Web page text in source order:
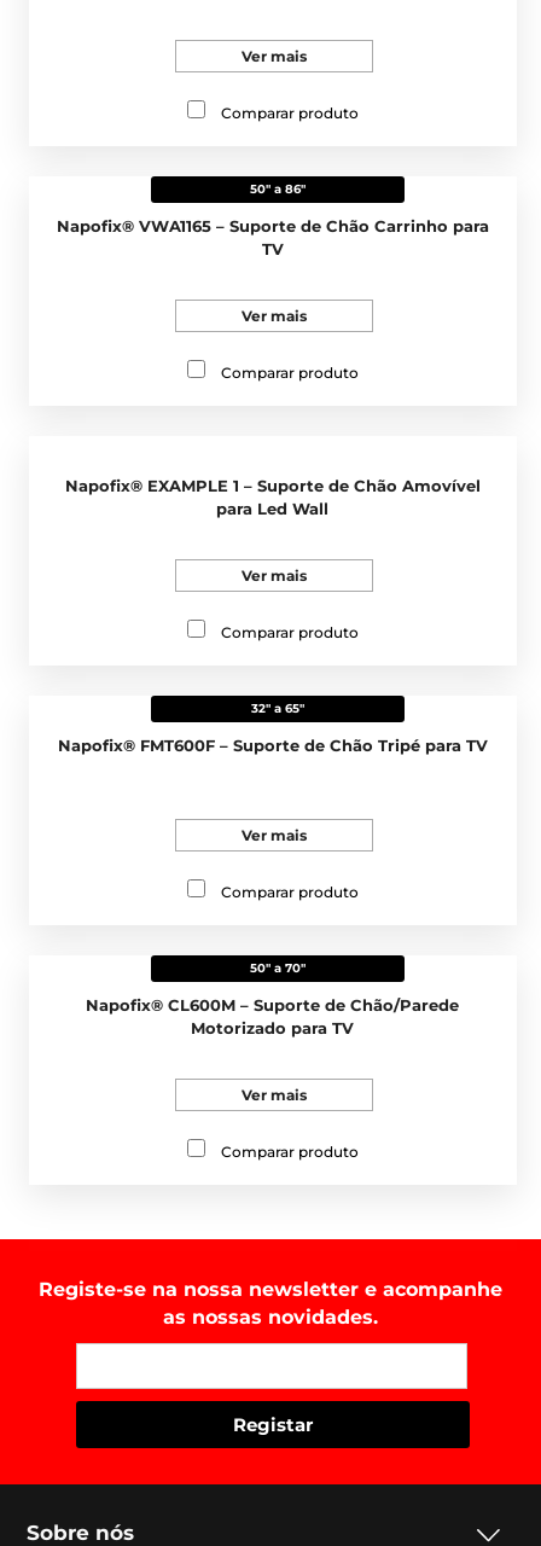
Ver mais
Comparar produto
50" a 86"
Napofix® VWA1165 – Suporte de Chão Carrinho para
TV
Ver mais
Comparar produto
Napofix® EXAMPLE 1 – Suporte de Chão Amovível
para Led Wall
Ver mais
Comparar produto
32" a 65"
Napofix® FMT600F – Suporte de Chão Tripé para TV
Ver mais
Comparar produto
50" a 70"
Napofix® CL600M – Suporte de Chão/Parede
Motorizado para TV
Ver mais
Comparar produto
Registe-se na nossa newsletter e acompanhe
as nossas novidades.
Sobre nós